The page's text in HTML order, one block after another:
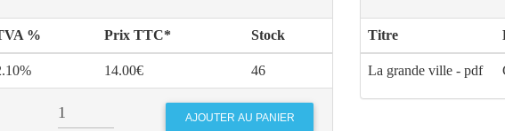
% Prix TTC* Stock
14.00€ 46
Titre
La grande ville - pdf